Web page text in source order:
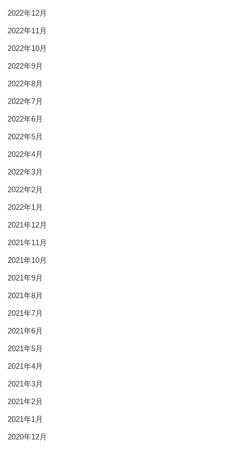
2022年12月
2022年11月
2022年10月
2022年9月
2022年8月
2022年7月
2022年6月
2022年5月
2022年4月
2022年3月
2022年2月
2022年1月
2021年12月
2021年11月
2021年10月
2021年9月
2021年8月
2021年7月
2021年6月
2021年5月
2021年4月
2021年3月
2021年2月
2021年1月
2020年12月